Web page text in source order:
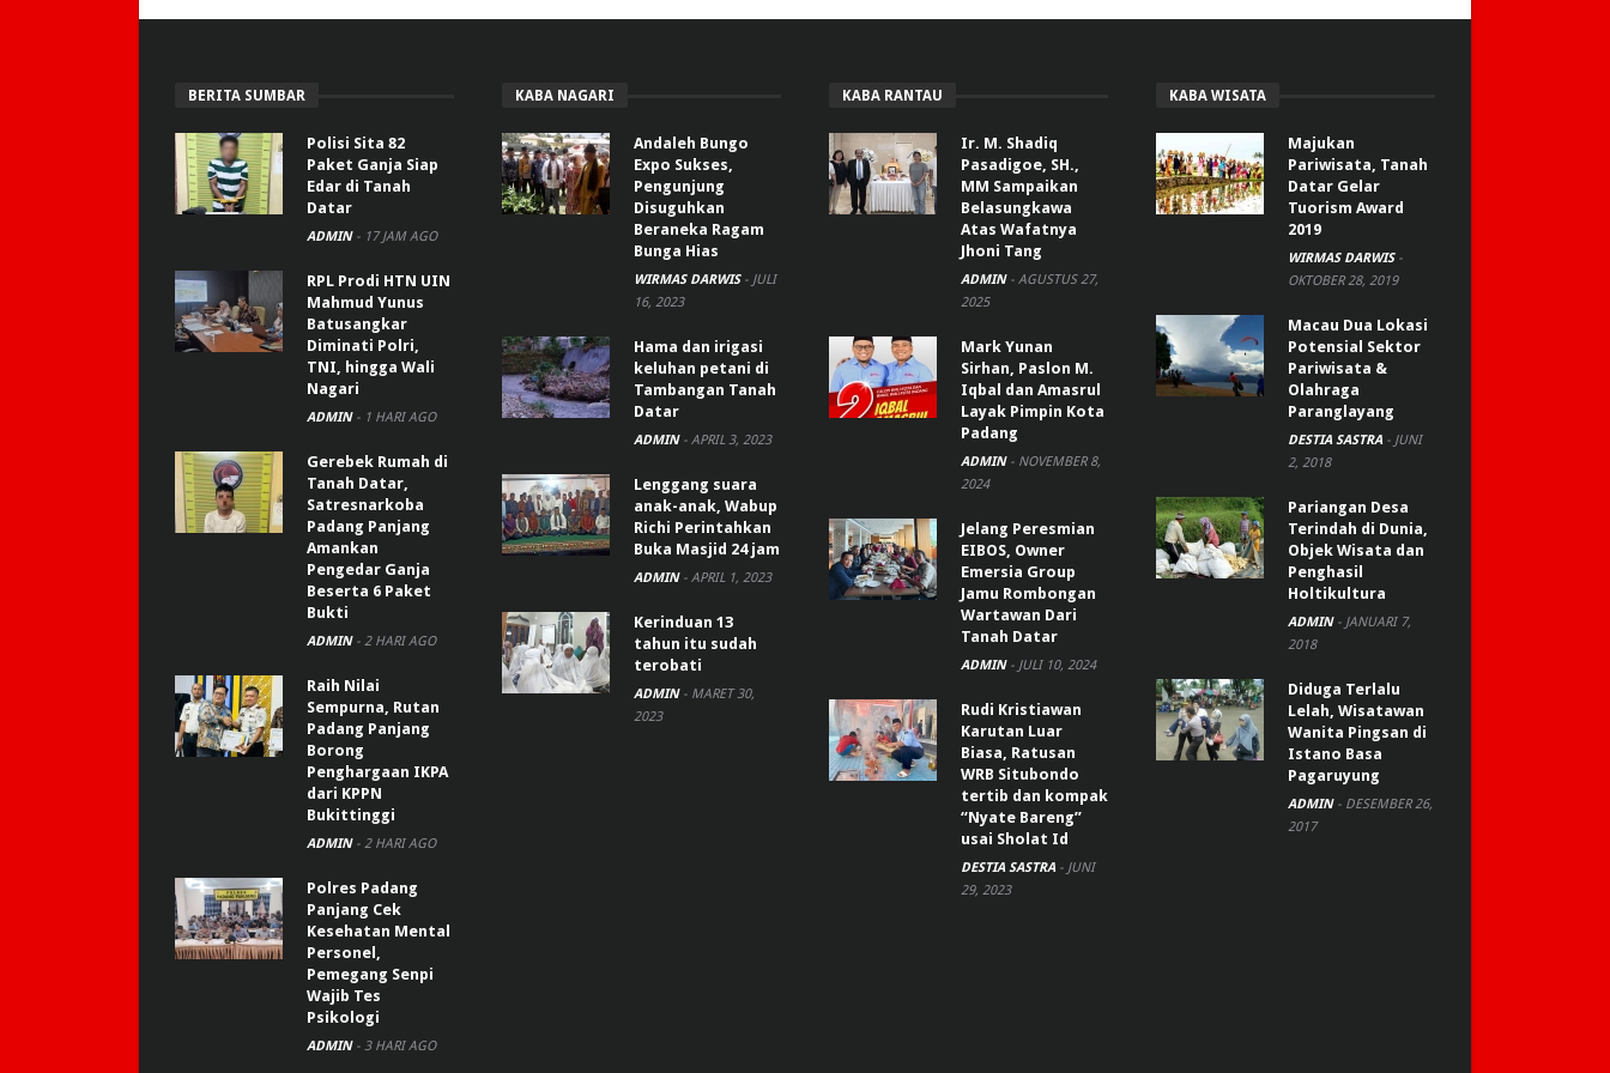
BERITA SUMBAR
Polisi Sita 82
Paket Ganja Siap
Edar di Tanah
Datar
ADMIN - 17 JAM AGO
RPL Prodi HTN UIN
Mahmud Yunus
Batusangkar
Diminati Polri,
TNI, hingga Wali
Nagari
ADMIN - 1 HARI AGO
Gerebek Rumah di
Tanah Datar,
Satresnarkoba
Padang Panjang
Amankan
Pengedar Ganja
Beserta 6 Paket
Bukti
ADMIN - 2 HARI AGO
Raih Nilai
Sempurna, Rutan
Padang Panjang
Borong
Penghargaan IKPA
dari KPPN
Bukittinggi
ADMIN - 2 HARI AGO
Polres Padang
Panjang Cek
Kesehatan Mental
Personel,
Pemegang Senpi
Wajib Tes
Psikologi
ADMIN - 3 HARI AGO
KABA NAGARI
Andaleh Bungo
Expo Sukses,
Pengunjung
Disuguhkan
Beraneka Ragam
Bunga Hias
WIRMAS DARWIS - JULI
16, 2023
Hama dan irigasi
keluhan petani di
Tambangan Tanah
Datar
ADMIN - APRIL 3, 2023
Lenggang suara
anak-anak, Wabup
Richi Perintahkan
Buka Masjid 24 jam
ADMIN - APRIL 1, 2023
Kerinduan 13
tahun itu sudah
terobati
ADMIN - MARET 30,
2023
KABA RANTAU
Ir. M. Shadiq
Pasadigoe, SH.,
MM Sampaikan
Belasungkawa
Atas Wafatnya
Jhoni Tang
ADMIN - AGUSTUS 27,
2025
Mark Yunan
Sirhan, Paslon M.
Iqbal dan Amasrul
Layak Pimpin Kota
Padang
ADMIN - NOVEMBER 8,
2024
Jelang Peresmian
EIBOS, Owner
Emersia Group
Jamu Rombongan
Wartawan Dari
Tanah Datar
ADMIN - JULI 10, 2024
Rudi Kristiawan
Karutan Luar
Biasa, Ratusan
WRB Situbondo
tertib dan kompak
“Nyate Bareng”
usai Sholat Id
DESTIA SASTRA - JUNI
29, 2023
KABA WISATA
Majukan
Pariwisata, Tanah
Datar Gelar
Tuorism Award
2019
WIRMAS DARWIS -
OKTOBER 28, 2019
Macau Dua Lokasi
Potensial Sektor
Pariwisata &
Olahraga
Paranglayang
DESTIA SASTRA - JUNI
2, 2018
Pariangan Desa
Terindah di Dunia,
Objek Wisata dan
Penghasil
Holtikultura
ADMIN - JANUARI 7,
2018
Diduga Terlalu
Lelah, Wisatawan
Wanita Pingsan di
Istano Basa
Pagaruyung
ADMIN - DESEMBER 26,
2017